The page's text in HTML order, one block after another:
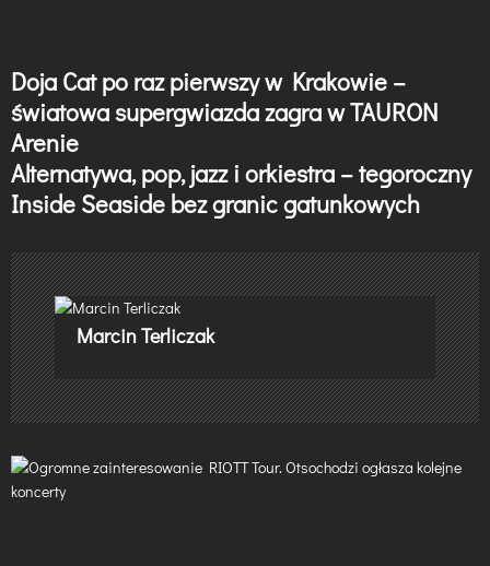
N
a
w
i
g
a
c
j
a
w
p
Doja Cat po raz pierwszy w Krakowie –
światowa supergwiazda zagra w TAURON
Arenie
Alternatywa, pop, jazz i orkiestra – tegoroczny
Inside Seaside bez granic gatunkowych
Marcin Terliczak